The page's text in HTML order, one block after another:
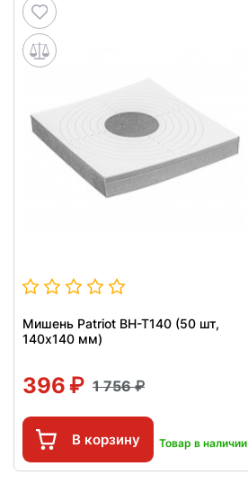
Мишень Patriot BH-T140 (50 шт,
140x140 мм)
396 1 756
В корзину Товар в наличии